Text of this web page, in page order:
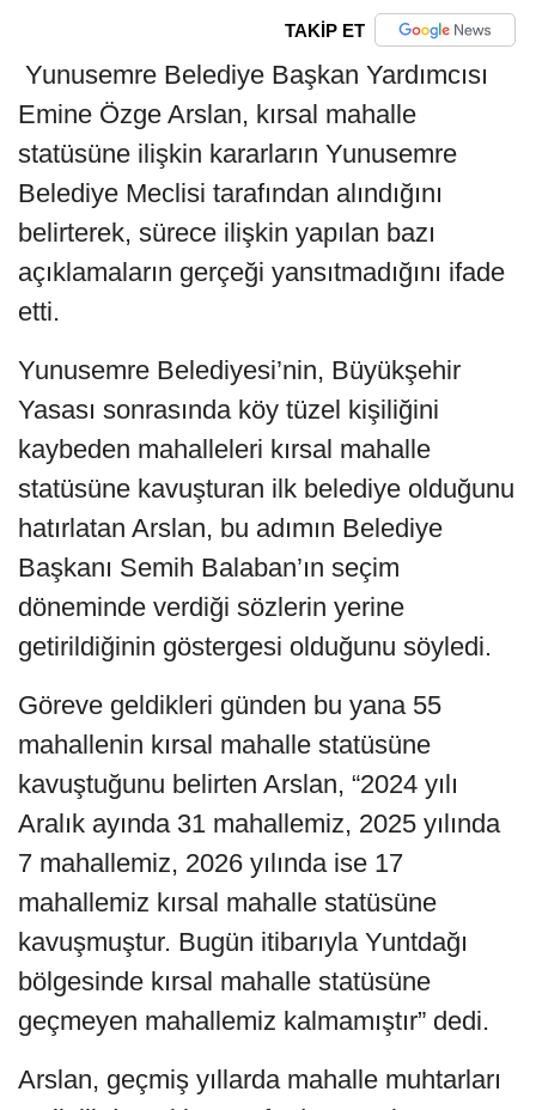
TAKİP ET
Yunusemre Belediye Başkan Yardımcısı
Emine Özge Arslan, kırsal mahalle
statüsüne ilişkin kararların Yunusemre
Belediye Meclisi tarafından alındığını
belirterek, sürece ilişkin yapılan bazı
açıklamaların gerçeği yansıtmadığını ifade
etti.
Yunusemre Belediyesi’nin, Büyükşehir
Yasası sonrasında köy tüzel kişiliğini
kaybeden mahalleleri kırsal mahalle
statüsüne kavuşturan ilk belediye olduğunu
hatırlatan Arslan, bu adımın Belediye
Başkanı Semih Balaban’ın seçim
döneminde verdiği sözlerin yerine
getirildiğinin göstergesi olduğunu söyledi.
Göreve geldikleri günden bu yana 55
mahallenin kırsal mahalle statüsüne
kavuştuğunu belirten Arslan, “2024 yılı
Aralık ayında 31 mahallemiz, 2025 yılında
7 mahallemiz, 2026 yılında ise 17
mahallemiz kırsal mahalle statüsüne
kavuşmuştur. Bugün itibarıyla Yuntdağı
bölgesinde kırsal mahalle statüsüne
geçmeyen mahallemiz kalmamıştır” dedi.
Arslan, geçmiş yıllarda mahalle muhtarları